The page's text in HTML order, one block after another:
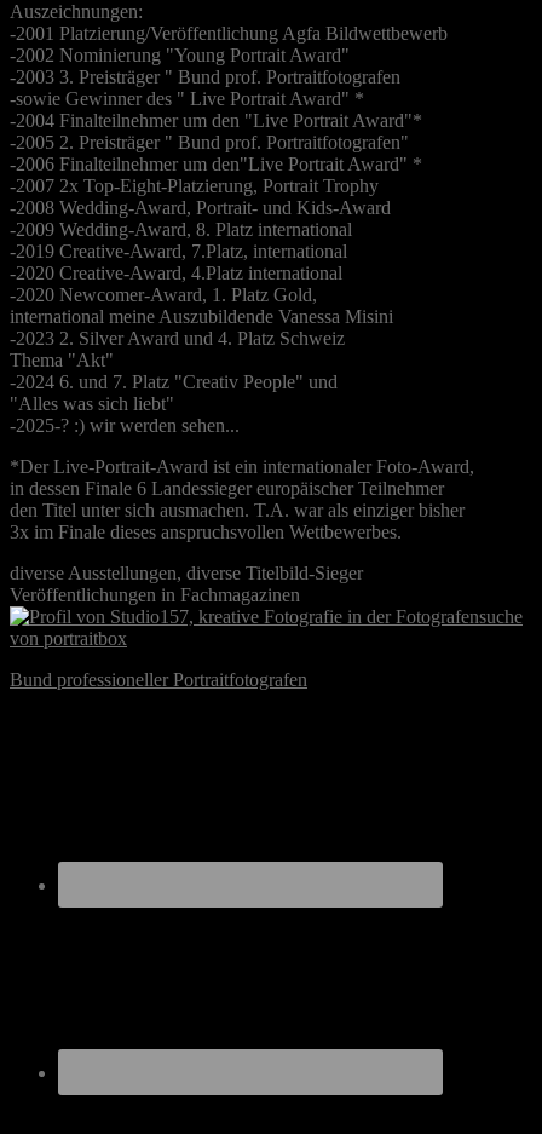
Auszeichnungen:
-2001 Platzierung/Veröffentlichung Agfa Bildwettbewerb
-2002 Nominierung "Young Portrait Award"
-2003 3. Preisträger " Bund prof. Portraitfotografen
-sowie Gewinner des " Live Portrait Award" *
-2004 Finalteilnehmer um den "Live Portrait Award"*
-2005 2. Preisträger " Bund prof. Portraitfotografen"
-2006 Finalteilnehmer um den"Live Portrait Award" *
-2007 2x Top-Eight-Platzierung, Portrait Trophy
-2008 Wedding-Award, Portrait- und Kids-Award
-2009 Wedding-Award, 8. Platz international
-2019 Creative-Award, 7.Platz, international
-2020 Creative-Award, 4.Platz international
-2020 Newcomer-Award, 1. Platz Gold,
international meine Auszubildende Vanessa Misini
-2023 2. Silver Award und 4. Platz Schweiz
Thema "Akt"
-2024 6. und 7. Platz "Creativ People" und
"Alles was sich liebt"
-2025-? :) wir werden sehen...
*Der Live-Portrait-Award ist ein internationaler Foto-Award,
in dessen Finale 6 Landessieger europäischer Teilnehmer
den Titel unter sich ausmachen. T.A. war als einziger bisher
3x im Finale dieses anspruchsvollen Wettbewerbes.
diverse Ausstellungen, diverse Titelbild-Sieger
Veröffentlichungen in Fachmagazinen
Bund professioneller Portraitfotografen